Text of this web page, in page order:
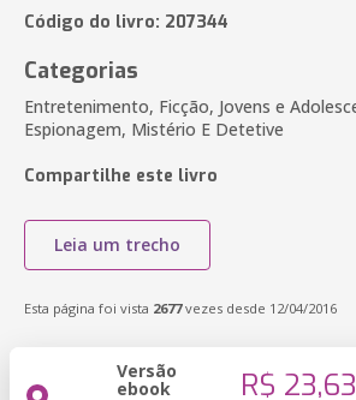
Código do livro: 207344
Categorias
Entretenimento, Ficção, Jovens e
Espionagem, Mistério E Detetive
Compartilhe este livro
Leia um trecho
Esta página foi vista 2677vezes desde 12/04/2016
Versão
ebook R$ 23,63